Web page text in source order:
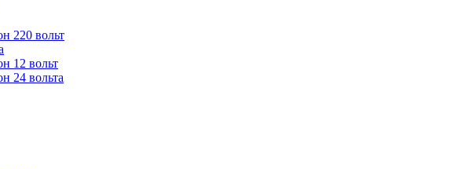
220 вольт
12 вольт
24 вольта